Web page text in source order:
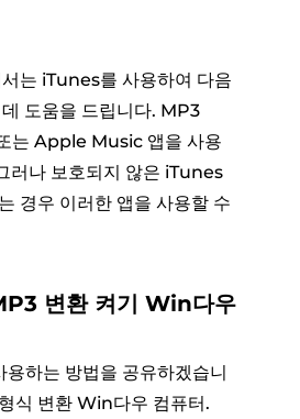
는 iTunes를 사용하여 다음
도움을 드립니다. MP3
는 Apple Music 앱을 사용
러나 보호되지 않은 iTunes
경우 이러한 앱을 사용할 수
변환 켜기 Win다우
하는 방법을 공유하겠습니
식 변환 Win다우 컴퓨터.